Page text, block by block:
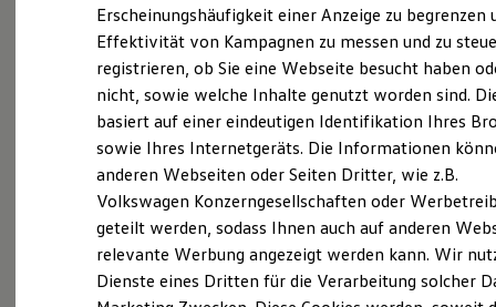
Der neue ID. Cross
Elektrofahrzeugkonzepte
ID. EVERY1
Reichweite
Reichweite der ID. Modelle
Reichweite im Winter
Rekuperation
Laden unterwegs
Laden Zuhause
Ladestationen finden
Ladezeitensimulator
Batterie
Sicherheit
Garantie und Lebensdauer
Exterieur
Harmonisch aufeinander abgestimmt: Mit
beleuchtendem VolkswagenLogo und schnittigen
Frontstoßfängern weiß der Golfoptisch zu
überzeugen. Auch die neuen Scheinwerfer und
Rückleuchten mit optionalen dynamischen
Erscheinungshäufigkeit einer Anzeige zu begrenzen
Effektivität von Kampagnen zu messen und zu
registrieren, ob Sie eine Webseite besucht haben
nicht, sowie welche Inhalte genutzt worden sind.
basiert auf einer eindeutigen Identifikation Ihres
sowie Ihres Internetgeräts. Die Informationen
anderen Webseiten oder Seiten Dritter, wie z.B.
Volkswagen Konzerngesellschaften oder
geteilt werden, sodass Ihnen auch auf anderen
relevante Werbung angezeigt werden kann. Wir
Dienste eines Dritten für die Verarbeitung solcher